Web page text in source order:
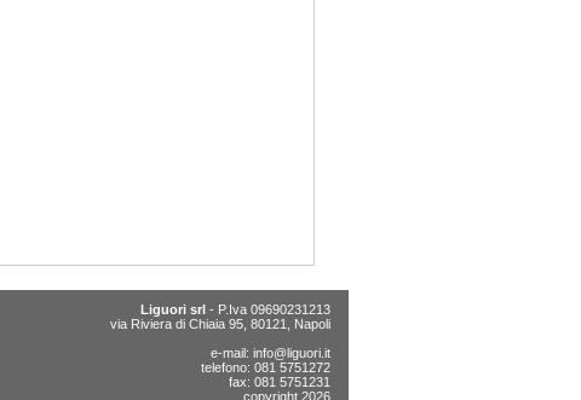
Liguori srl - P.Iva 09690231213
via Riviera di Chiaia 95, 80121, Napoli
e-mail: info@liguori.it
telefono: 081 5751272
fax: 081 5751231
copyright 2026